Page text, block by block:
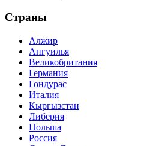
Страны
Алжир
Ангуилья
Великобритания
Германия
Гондурас
Италия
Кыргызстан
Либерия
Польша
Россия